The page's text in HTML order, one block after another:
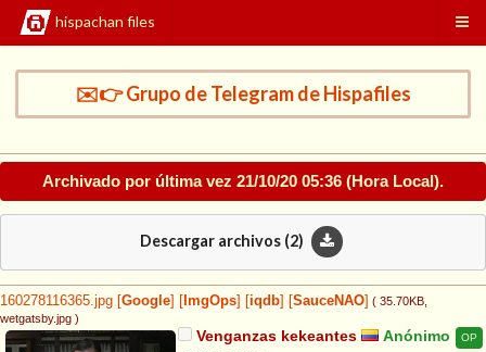
hispachan files
✉️👉 Grupo de Telegram de Hispafiles
Archivado por última vez 21/10/20 05:36 (Hora Local).
Descargar archivos (2)
160278116365.jpg Google ImgOps iqdb SauceNAO ( 35.70KB
wetgatsby.jpg )
Venganzas kekeantes Anónimo OP